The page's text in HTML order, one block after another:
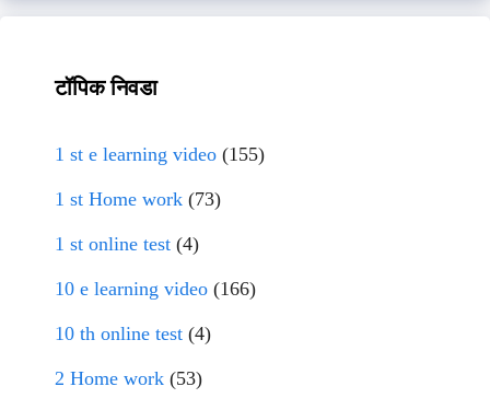
टॉपिक निवडा
1 st e learning video (155)
1 st Home work (73)
1 st online test (4)
10 e learning video (166)
10 th online test (4)
2 Home work (53)